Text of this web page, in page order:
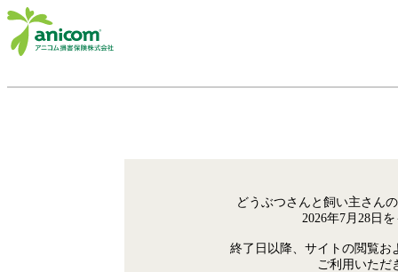
どうぶつさんと飼い主さん
2026年7月28日
終了日以降、サイトの閲覧お
ご利用いただ